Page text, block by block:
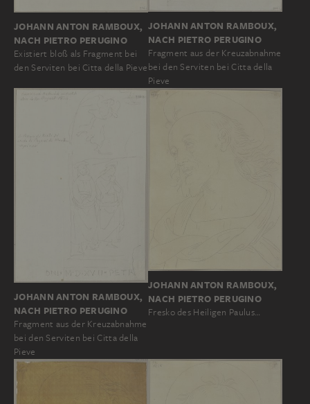
JOHANN ANTON RAMBOUX,
NACH PIETRO PERUGINO
Existiert bloß als Fragment bei
den Serviten bei Citta della Pieve
JOHANN ANTON RAMBOUX,
NACH PIETRO PERUGINO
Fragment aus der Kreuzabnahme
bei den Serviten bei Citta della
Pieve
JOHANN ANTON RAMBOUX,
NACH PIETRO PERUGINO
Fragment aus der Kreuzabnahme
bei den Serviten bei Citta della
Pieve
JOHANN ANTON RAMBOUX,
NACH PIETRO PERUGINO
Fresko des Heiligen Paulus…